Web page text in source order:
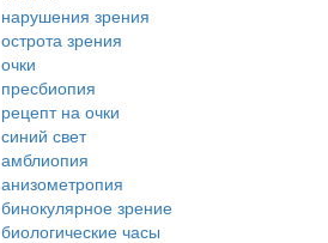
нарушения зрения
острота зрения
очки
пресбиопия
рецепт на очки
синий свет
амблиопия
анизометропия
бинокулярное зрение
биологические часы